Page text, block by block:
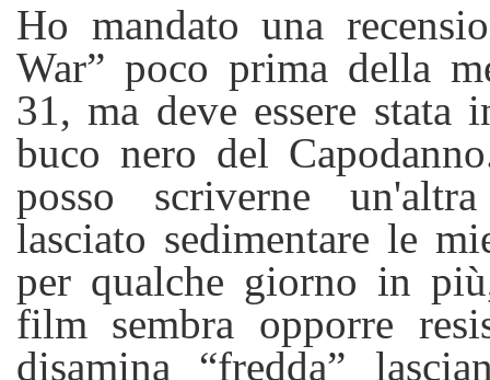
Ho mandato una
War” poco prima della
31, ma deve essere stata
buco nero del
posso scriverne
lasciato sedimentare le
per qualche giorno in
film sembra opporre
disamina “fredda”